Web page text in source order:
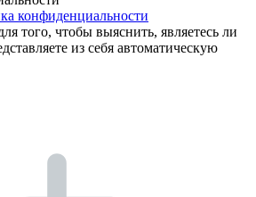
конфиденциальности
того, чтобы выяснить, являетесь ли
из себя автоматическую